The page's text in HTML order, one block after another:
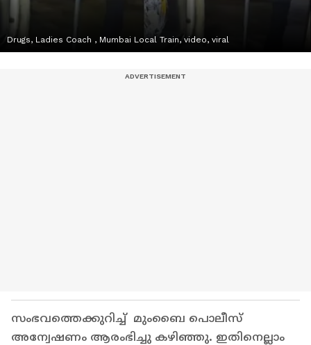
Drugs, Ladies Coach , Mumbai Local Train, video, viral
സംഭവത്തെക്കുറിച്ച് മുംബൈ പൊലീസ്
അന്വേഷണം ആരംഭിച്ചു കഴിഞ്ഞു. ഇതിനെല്ലാം